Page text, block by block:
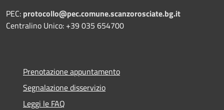
PEC: protocollo@pec.comune.scanzorosciate.bg.it
Centralino Unico: +39 035 654700
Prenotazione appuntamento
Segnalazione disservizio
Leggi le FAQ